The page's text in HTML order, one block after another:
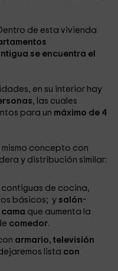
de esta vivienda
se encuentra el
en su interior hay
, las cuales
para un máximo de 4
mismo concepto con
y distribución similar:
de cocina,
básicos; y salón-
que aumenta la
comedor.
armario, televisión
lista con